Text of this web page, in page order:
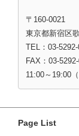
〒160-0021
東京都新宿区
TEL：03-
FAX：03-
11:00～19:00
Page List